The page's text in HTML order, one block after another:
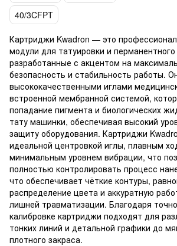
40/3CFPT
Картриджи Kwadron — это
модули для татуировки и
разработанные с акцентом на
безопасность и стабильность работы.
высококачественными иглами
встроенной мембранной системой,
попадание пигмента и биологических
тату машинки, обеспечивая высокий
защиту оборудования. Картриджи
идеальной центровкой иглы, плавным
минимальным уровнем вибрации, что
полностью контролировать процесс
что обеспечивает чёткие контуры,
распределение цвета и аккуратную
лишней травматизации. Благодаря
калибровке картриджи подходят для
тонких линий и детальной графики до
плотного закраса.